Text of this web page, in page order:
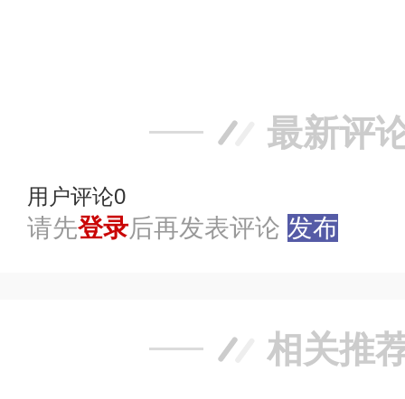
最新评
用户评论0
请先登录后再发表评论 发布
相关推